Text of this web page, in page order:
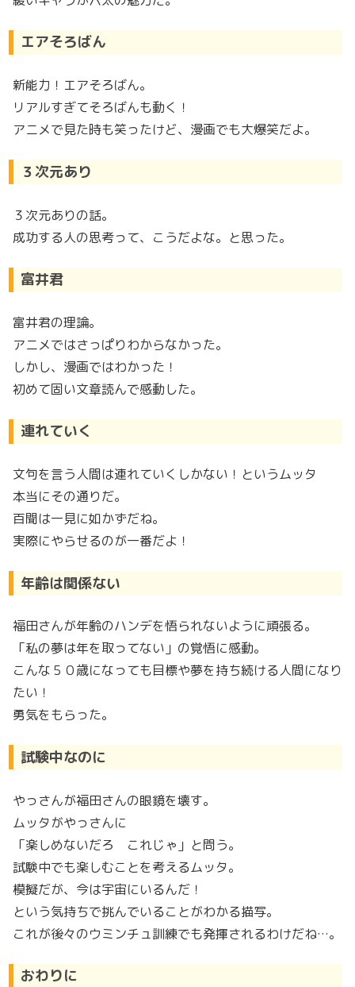
エアそろばん
新能力！エアそろばん。
リアルすぎてそろばんも動く！
アニメで見た時も笑ったけど、漫画でも大爆笑だよ。
３次元あり
３次元ありの話。
成功する人の思考って、こうだよな。と思った。
富井君
富井君の理論。
アニメではさっぱりわからなかった。
しかし、漫画ではわかった！
初めて固い文章読んで感動した。
連れていく
文句を言う人間は連れていくしかない！というムッタ
本当にその通りだ。
百聞は一見に如かずだね。
実際にやらせるのが一番だよ！
年齢は関係ない
福田さんが年齢のハンデを悟られないように頑張る。
「私の夢は年を取ってない」の覚悟に感動。
こんな５０歳になっても目標や夢を持ち続ける人間になり
たい！
勇気をもらった。
試験中なのに
やっさんが福田さんの眼鏡を壊す。
ムッタがやっさんに
「楽しめないだろ これじゃ」と問う。
試験中でも楽しむことを考えるムッタ。
模擬だが、今は宇宙にいるんだ！
という気持ちで挑んでいることがわかる描写。
これが後々のウミンチュ訓練でも発揮されるわけだね…。
おわりに